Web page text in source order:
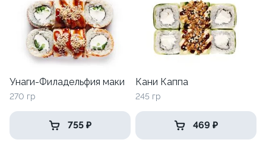
Унаги-Филадельфия маки
270 гр
755 ₽
Кани Каппа
245 гр
469 ₽